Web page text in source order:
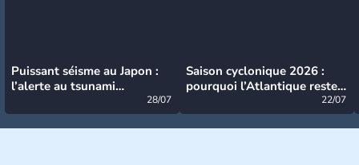
Puissant séisme au Japon :
l’alerte au tsunami
28/07
Saison cyclonique 2026 :
pourquoi l’Atlantique reste
22/07